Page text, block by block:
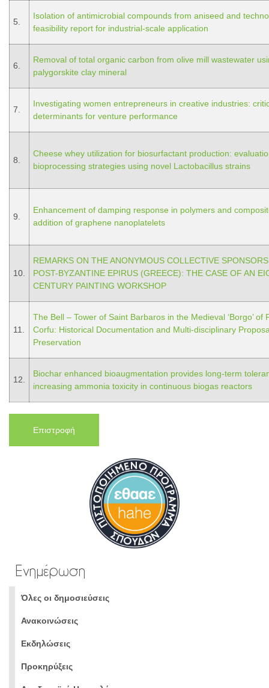
5.
Isolation of antimicrobial compounds from aniseed and
feasibility report for industrial-scale application
6.
Removal of total organic carbon from olive mill wastewater
palygorskite clay mineral
7.
Investigating women entrepreneurs in creative industries:
determinants for venture performance
8.
Cheese whey utilization for biosurfactant production:
bioprocessing strategies using novel Lactobacillus strains
9.
Enhancement of damping response in polymers and
addition of graphene nanoplatelets
10.
REMARKS ON THE ANONYMOUS COLLECTIVE
POST-BYZANTINE EPIRUS (GREECE): THE CASE OF AN
CENTURY PAINTING WORKSHOP
11.
The Bell – Tower of Saint Barbaros in the Medieval ‘Borgo’ of
Corfu: Historical Documentation and Multi-disciplinary
Preservation
12.
Biochar enhanced bioaugmentation provides long-term
increasing ammonia toxicity in continuous biogas reactors
Επιστροφή
Ενημέρωση
Όλες οι δημοσιεύσεις
Ανακοινώσεις
Εκδηλώσεις
Προκηρύξεις